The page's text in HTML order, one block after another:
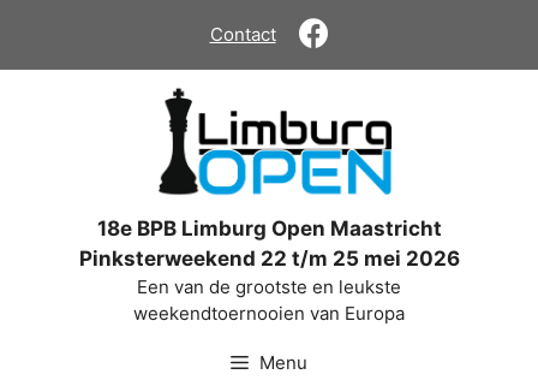
de
Contact
18e BPB Limburg Open Maastricht
Pinksterweekend 22 t/m 25 mei 2026
Een van de grootste en leukste
weekendtoernooien van Europa
Menu